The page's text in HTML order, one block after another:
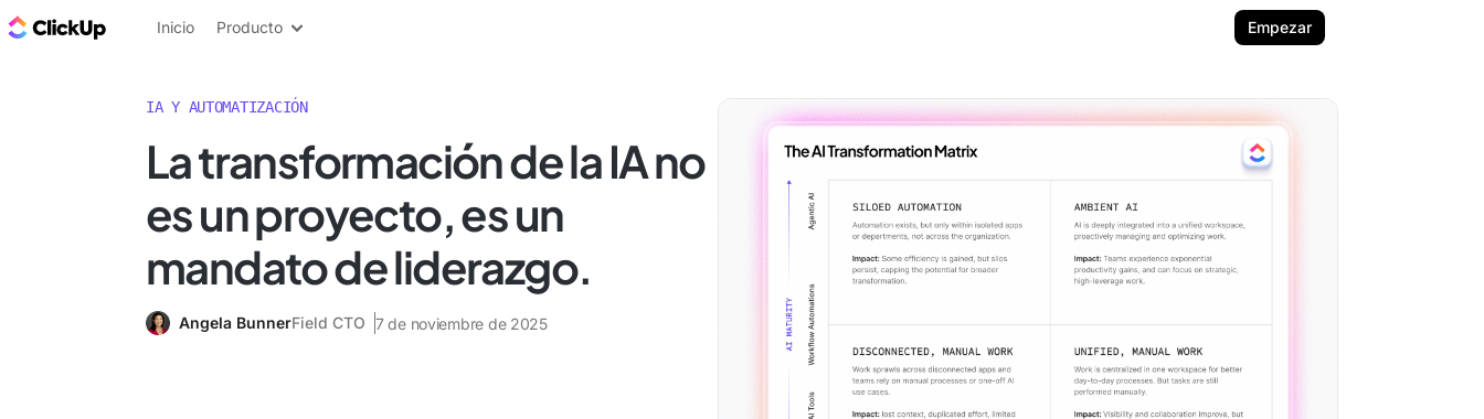
ClickUp Blog
Inicio Producto Empezar
IA Y AUTOMATIZACIÓN
La transformación de la IA no
es un proyecto, es un
mandato de liderazgo.
Angela BunnerField CTO 7 de noviembre de 2025